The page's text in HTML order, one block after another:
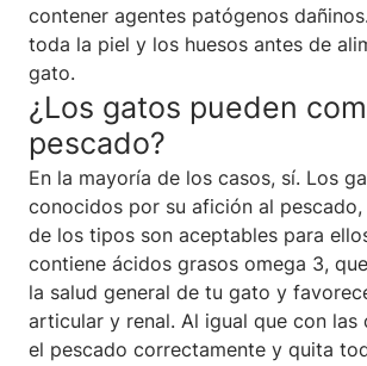
contener agentes patógenos
toda la piel y los huesos antes de
gato.
¿Los gatos pueden
pescado?
En la mayoría de los casos, sí. Los
conocidos por su afición al
de los tipos son aceptables para
contiene ácidos grasos omega 3,
la salud general de tu gato y
articular y renal. Al igual que con las
el pescado correctamente y quita